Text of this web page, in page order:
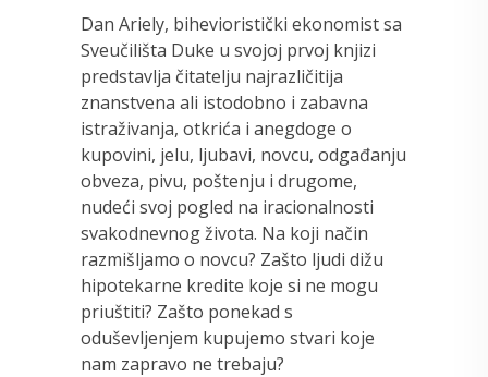
Dan Ariely, bihevioristički ekonomist sa
Sveučilišta Duke u svojoj prvoj knjizi
predstavlja čitatelju najrazličitija
znanstvena ali istodobno i zabavna
istraživanja, otkrića i anegdoge o
kupovini, jelu, ljubavi, novcu, odgađanju
obveza, pivu, poštenju i drugome,
nudeći svoj pogled na iracionalnosti
svakodnevnog života. Na koji način
razmišljamo o novcu? Zašto ljudi dižu
hipotekarne kredite koje si ne mogu
priuštiti? Zašto ponekad s
oduševljenjem kupujemo stvari koje
nam zapravo ne trebaju?